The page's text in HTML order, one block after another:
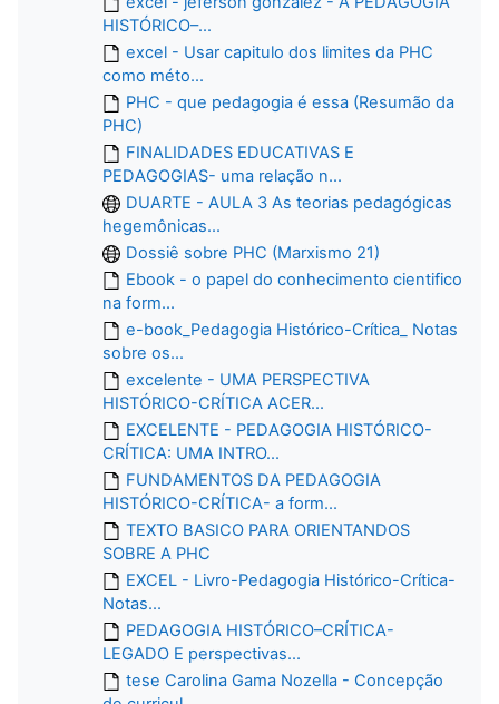
HISTÓRICO–...
excel - Usar capitulo dos limites da PHC
como méto...
PHC - que pedagogia é essa (Resumão da
PHC)
FINALIDADES EDUCATIVAS E
PEDAGOGIAS- uma relação n...
DUARTE - AULA 3 As teorias pedagógicas
hegemônicas...
Dossiê sobre PHC (Marxismo 21)
Ebook - o papel do conhecimento cientifico
na form...
e-book_Pedagogia Histórico-Crítica_ Notas
sobre os...
excelente - UMA PERSPECTIVA
HISTÓRICO-CRÍTICA ACER...
EXCELENTE - PEDAGOGIA HISTÓRICO-
CRÍTICA: UMA INTRO...
FUNDAMENTOS DA PEDAGOGIA
HISTÓRICO-CRÍTICA- a form...
TEXTO BASICO PARA ORIENTANDOS
SOBRE A PHC
EXCEL - Livro-Pedagogia Histórico-Crítica-
Notas...
PEDAGOGIA HISTÓRICO–CRÍTICA-
LEGADO E perspectivas...
tese Carolina Gama Nozella - Concepção